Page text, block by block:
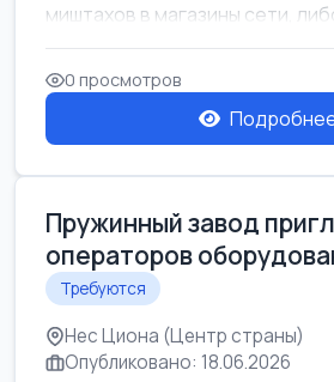
миштахов в магазины сети, либо
0 просмотров
Пружинный завод
операторов
Требуются
Нес Циона (Центр страны)
Опубликовано: 18.06.2026